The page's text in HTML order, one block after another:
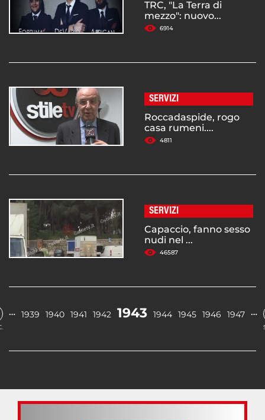
TRC, "La Terra di
mezzo": nuovo...
6914
SERVIZI
Roccadaspide, rogo
casa rumeni....
4811
SERVIZI
Capaccio, fanno sesso
nudi nel ...
46587
… 1939 1940 1941 1942 1943 1944 1945 1946 1947 …